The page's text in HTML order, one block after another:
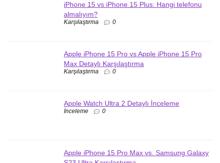
iPhone 15 vs iPhone 15 Plus: Hangi telefonu
almalıyım?
Karşılaştırma 0
Apple iPhone 15 Pro vs Apple iPhone 15 Pro
Max Detaylı Karşılaştırma
Karşılaştırma 0
Apple Watch Ultra 2 Detaylı İnceleme
İnceleme 0
Apple iPhone 15 Pro Max vs. Samsung Galaxy